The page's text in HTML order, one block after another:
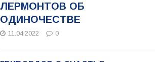
ЛЕРМОНТОВ ОБ
ОДИНОЧЕСТВЕ
11.04.2022 0